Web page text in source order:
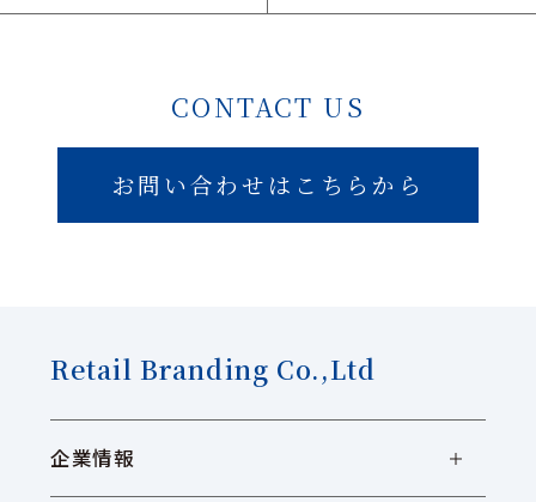
CONTACT US
お問い合わせはこちらから
Retail Branding Co.,Ltd
企業情報